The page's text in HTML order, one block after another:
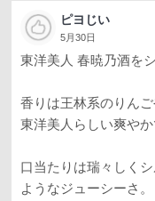
ピヨじい
5月30日
東洋美人 春暁乃酒を
香りは王林系のりん
東洋美人らしい爽や
口当たりは瑞々しく
ようなジューシーさ。